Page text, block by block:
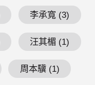
李承寬 (3)
汪其楣 (1)
周本驥 (1)